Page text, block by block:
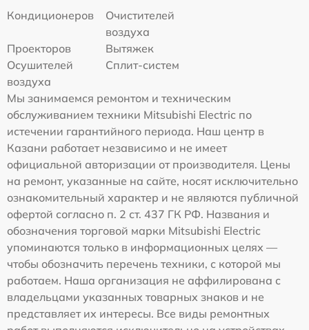
Кондиционеров
Очистителей
воздуха
Проекторов
Вытяжек
Осушителей
воздуха
Сплит-систем
Мы занимаемся ремонтом и техническим
обслуживанием техники Mitsubishi Electric по
истечении гарантийного периода. Наш центр в
Казани работает независимо и не имеет
официальной авторизации от производителя. Цены
на ремонт, указанные на сайте, носят исключительно
ознакомительный характер и не являются публичной
офертой согласно п. 2 ст. 437 ГК РФ. Названия и
обозначения торговой марки Mitsubishi Electric
упоминаются только в информационных целях —
чтобы обозначить перечень техники, с которой мы
работаем. Наша организация не аффилирована с
владельцами указанных товарных знаков и не
представляет их интересы. Все виды ремонтных